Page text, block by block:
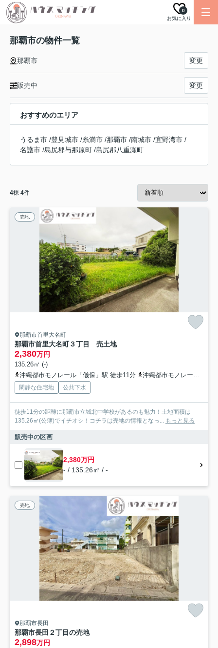
お気に入り
0
那覇市の物件一覧
那覇市 変更
販売中 変更
おすすめのエリア
うるま市 /豊見城市 /糸満市 /那覇市 /南城市 /宜野湾市 /
名護市 /島尻郡与那原町 /島尻郡八重瀬町
4棟 4件
売地
那覇市首里大名町
那覇市首里大名町３丁目 売土地
2,380万円
135.26㎡ (-)
沖縄都市モノレール「儀保」駅 徒歩11分
沖縄都市モノレール「石嶺」駅 徒歩14分
閑静な住宅地 公共下水
徒歩11分の距離に那覇市立城北中学校があるのも魅力！土地面積は
135.26㎡(公簿)でイチオシ！コチラは売地の情報となっ... もっと見る
販売中の区画
2,380万円
- / 135.26㎡ / -
売地
那覇市長田
那覇市長田２丁目の売地
2,898万円